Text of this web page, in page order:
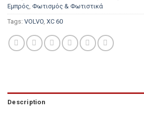
Εμπρός Φωτισμός & Φωτιστικά
Tags: VOLVO XC 60
Description